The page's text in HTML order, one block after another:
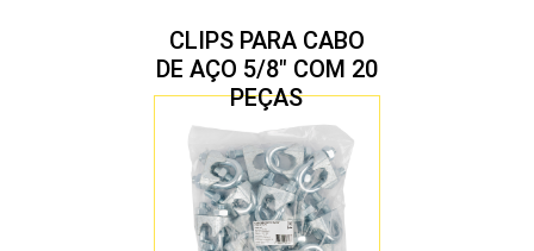
CLIPS PARA CABO
DE AÇO 5/8″ COM 20
PEÇAS